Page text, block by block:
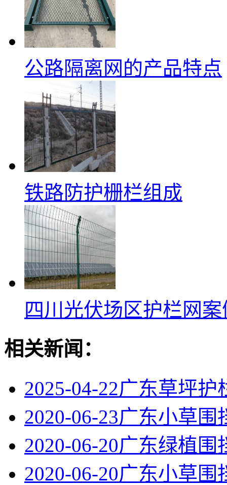
公路隔离网的产品特点
铁路防护栅栏组成
四川光伏场区护栏网
相关新闻：
2025-04-22广东草坪护
2020-06-23广东小草围
2020-06-20广东绿植围
2020-06-20广东小草围